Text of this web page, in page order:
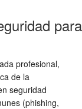
para
profesional,
de la
seguridad
(phishing,